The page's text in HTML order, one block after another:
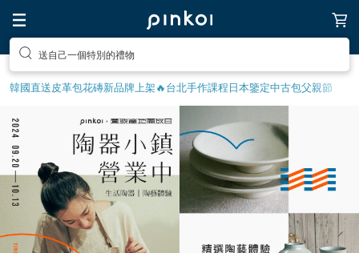
前往打造療癒的放鬆生活
韓國直送皮革包花磚新品牌上架🔥台北手作課程日本鑒定中古包父親節